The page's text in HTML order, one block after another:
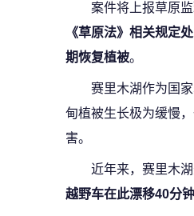
案件将上报草原监
《草原法》相关规定
期恢复植被。
赛里木湖作为国
甸植被生长极为缓慢
害。
近年来，赛里木
越野车在此漂移40分